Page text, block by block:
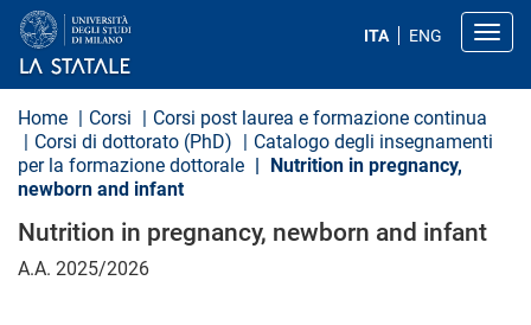
a
ITA ENG
Home Corsi
Corsi post laurea e formazione continua
Corsi di dottorato (PhD)
Catalogo degli insegnamenti
per la formazione dottorale
Nutrition in pregnancy,
newborn and infant
Nutrition in pregnancy, newborn and infant
A.A. 2025/2026